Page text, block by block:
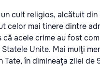
cult religios, alcătuit
celor mai tinere dintre
acele crime au fost
Unite. Mai mulţi
în dimineaţa zilei de